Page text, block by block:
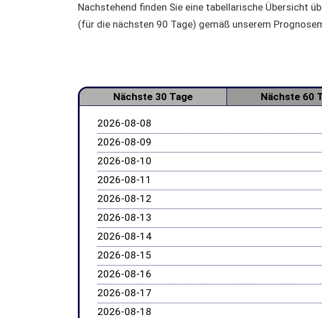
Nachstehend finden Sie eine tabellarische Übersicht
(für die nächsten 90 Tage) gemäß unserem
Nächste 30 Tage Nächste 60
2026-08-08
2026-08-09
2026-08-10
2026-08-11
2026-08-12
2026-08-13
2026-08-14
2026-08-15
2026-08-16
2026-08-17
2026-08-18